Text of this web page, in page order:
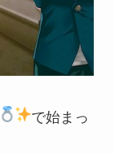
で始まっ